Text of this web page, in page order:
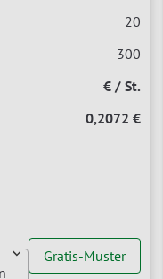
20
300
€ / St.
0,2072 €
Gratis-Muster